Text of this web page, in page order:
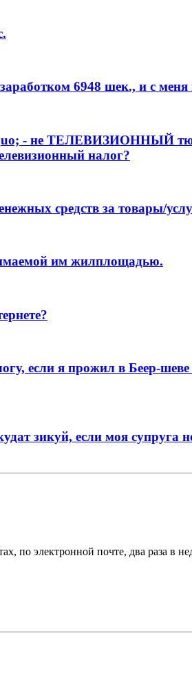
6948 шек., и с
не ТЕЛЕВИЗИОННЫЙ
налог?
средств за товары/
им жилплощадью.
если я прожил в Беер-
зикуй, если моя супруга
по электронной почте, два раза в